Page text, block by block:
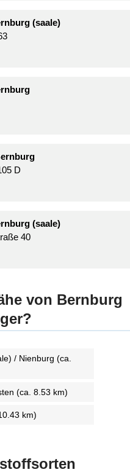
(saale)
D
(saale)
40
von Bernburg
/ Nienburg (ca.
(ca. 8.53 km)
km)